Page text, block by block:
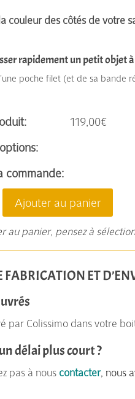
couleur des côtés de votre
rapidement un petit objet
poche filet (et de sa bande
119,00€
commande:
Ajouter au panier
au panier, pensez à
FABRICATION ET
par Colissimo dans votre
délai plus court ?
pas à nous contacter, nous